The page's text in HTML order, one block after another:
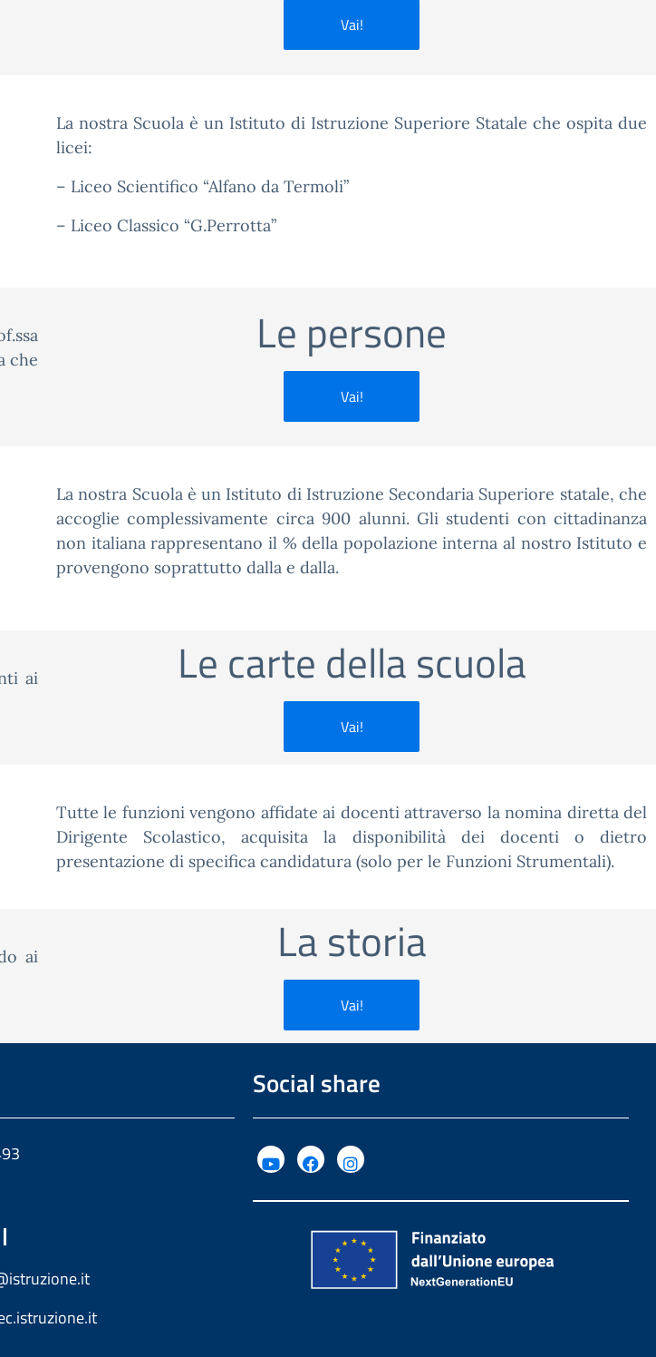
Vai!
La nostra Scuola è un Istituto di Istruzione Superiore Statale che ospita due
licei:
– Liceo Scientifico “Alfano da Termoli”
– Liceo Classico “G.Perrotta”
che
Le persone
Vai!
La nostra Scuola è un Istituto di Istruzione Secondaria Superiore statale, che
accoglie complessivamente circa 900 alunni. Gli studenti con cittadinanza
non italiana rappresentano il % della popolazione interna al nostro Istituto e
provengono soprattutto dalla e dalla.
ai
Le carte della scuola
Vai!
Tutte le funzioni vengono affidate ai docenti attraverso la nomina diretta del
Dirigente Scolastico, acquisita la disponibilità dei docenti o dietro
presentazione di specifica candidatura (solo per le Funzioni Strumentali).
ai
La storia
Vai!
Social share